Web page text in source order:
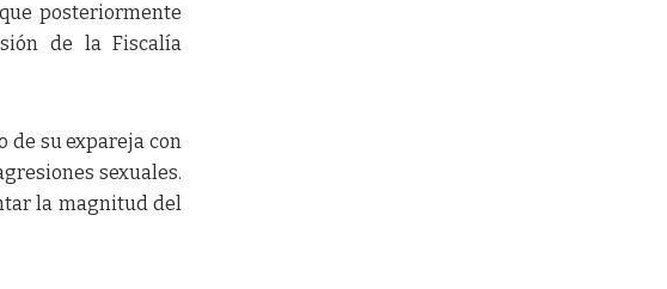
posteriormente
de la Fiscalía
de su expareja con
sexuales.
la magnitud del